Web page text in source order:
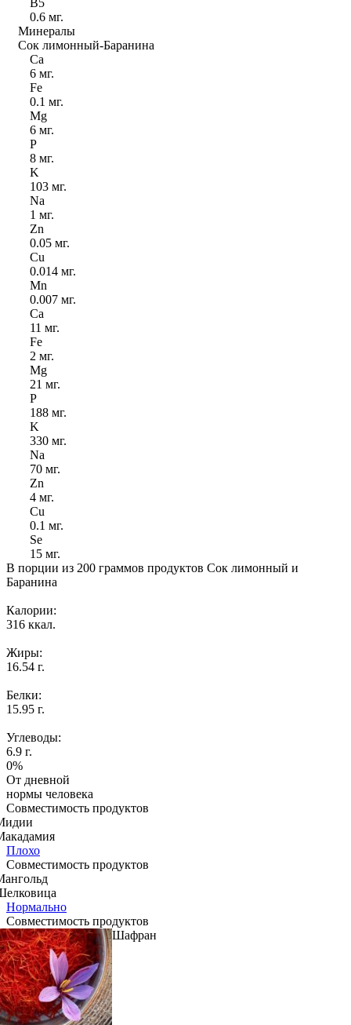
0.6 мг.
Минералы
Сок лимонный-Баранина
Ca
6 мг.
Fe
0.1 мг.
Mg
6 мг.
P
8 мг.
K
103 мг.
Na
1 мг.
Zn
0.05 мг.
Cu
0.014 мг.
Mn
0.007 мг.
Ca
11 мг.
Fe
2 мг.
Mg
21 мг.
P
188 мг.
K
330 мг.
Na
70 мг.
Zn
4 мг.
Cu
0.1 мг.
Se
15 мг.
В порции из 200 граммов продуктов Сок лимонный и
Баранина
Калории:
316 ккал.
Жиры:
16.54 г.
Белки:
15.95 г.
Углеводы:
6.9 г.
0%
От дневной
нормы человека
Совместимость продуктов
Плохо
Совместимость продуктов
Нормально
Совместимость продуктов
Шафран